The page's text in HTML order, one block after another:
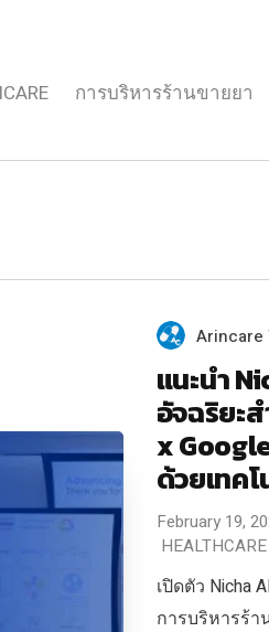
การบริหารร้านขายยา
Arincare
แนะนำ
อัจฉริยะ
x
ด้วยเทค
February 19,
HEALTHCARE
เปิดตัว Nicha
การบริหารร้า